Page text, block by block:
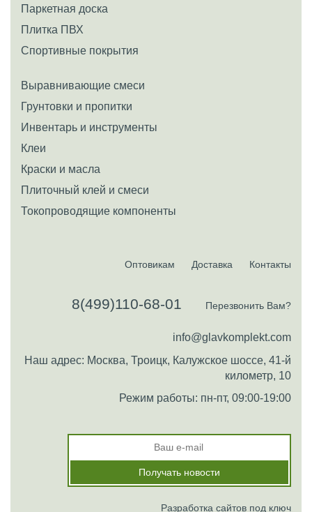
Паркетная доска
Плитка ПВХ
Спортивные покрытия
Выравнивающие смеси
Грунтовки и пропитки
Инвентарь и инструменты
Клеи
Краски и масла
Плиточный клей и смеси
Токопроводящие компоненты
Оптовикам Доставка Контакты
8(499)110-68-01 Перезвонить Вам?
info@glavkomplekt.com
Наш адрес: Москва, Троицк, Калужское шоссе, 41-й
километр, 10
Режим работы: пн-пт, 09:00-19:00
Разработка сайтов под ключ